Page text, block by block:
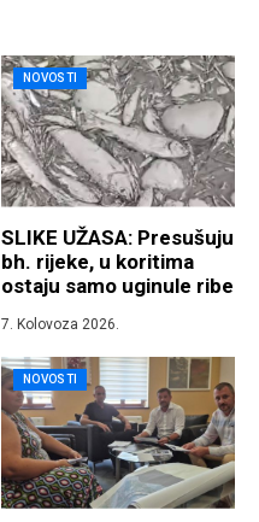
NOVOSTI
SLIKE UŽASA: Presušuju
bh. rijeke, u koritima
ostaju samo uginule ribe
7. Kolovoza 2026.
NOVOSTI